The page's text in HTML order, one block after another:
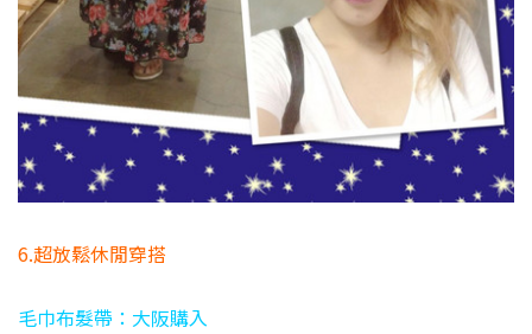
6.超放鬆休閒穿搭
毛巾布髮帶：大阪購入